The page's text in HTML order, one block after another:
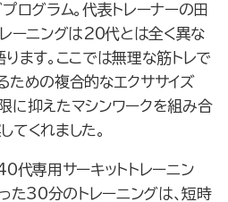
ログラム。代表トレーナーの田
ーニングは20代とは全く異な
ます。ここでは無理な筋トレで
ための複合的なエクササイズ
に抑えたマシンワークを組み合
てくれました。
代専用サーキットトレーニン
た30分のトレーニングは、短時